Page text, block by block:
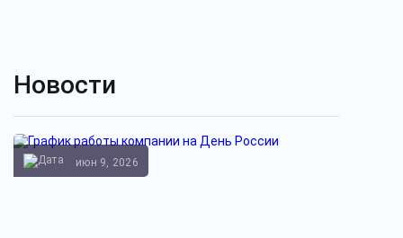
Новости
июн 9, 2026